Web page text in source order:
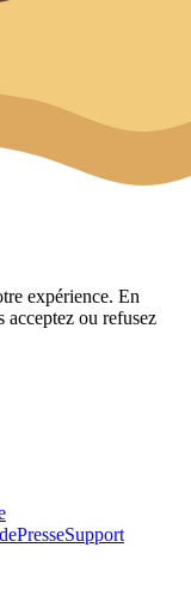
expérience. En
ou refusez
PresseSupport